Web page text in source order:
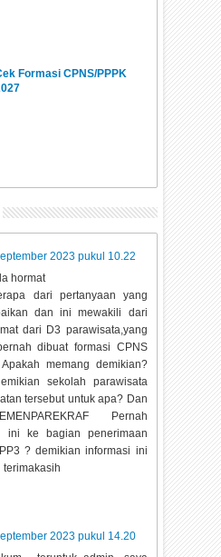
Formasi CPNS/PPPK
2023 pukul 10.22
hormat
dari pertanyaan yang
dan ini mewakili dari
dari D3 parawisata,yang
dibuat formasi CPNS
memang demikian?
sekolah parawisata
tersebut untuk apa? Dan
Pernah
ini ke bagian penerimaan
? demikian informasi ini
terimakasih
2023 pukul 14.20